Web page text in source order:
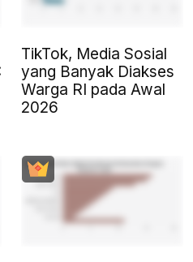
TikTok, Media Sosial
yang Banyak Diakses
Warga RI pada Awal
2026